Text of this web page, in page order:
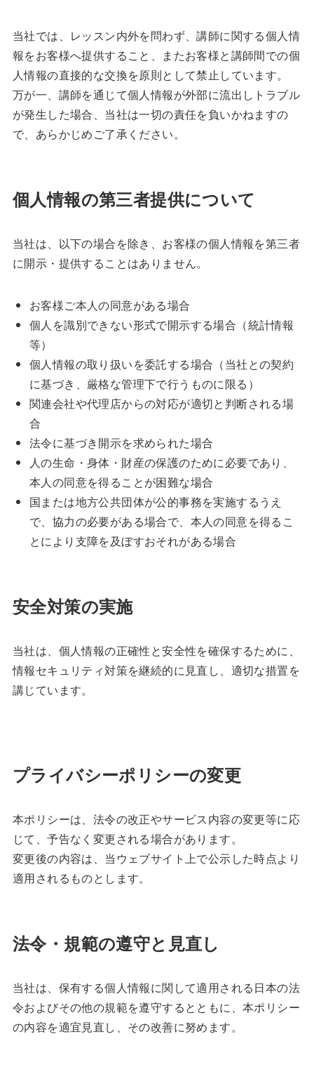
当社では、レッスン内外を問わず、講師に関する個人情
報をお客様へ提供すること、またお客様と講師間での個
人情報の直接的な交換を原則として禁止しています。
万が一、講師を通じて個人情報が外部に流出しトラブル
が発生した場合、当社は一切の責任を負いかねますの
で、あらかじめご了承ください。
個人情報の第三者提供について
当社は、以下の場合を除き、お客様の個人情報を第三者
に開示・提供することはありません。
お客様ご本人の同意がある場合
個人を識別できない形式で開示する場合（統計情報
等）
個人情報の取り扱いを委託する場合（当社との契約
に基づき、厳格な管理下で行うものに限る）
関連会社や代理店からの対応が適切と判断される場
合
法令に基づき開示を求められた場合
人の生命・身体・財産の保護のために必要であり、
本人の同意を得ることが困難な場合
国または地方公共団体が公的事務を実施するうえ
で、協力の必要がある場合で、本人の同意を得るこ
とにより支障を及ぼすおそれがある場合
安全対策の実施
当社は、個人情報の正確性と安全性を確保するために、
情報セキュリティ対策を継続的に見直し、適切な措置を
講じています。
プライバシーポリシーの変更
本ポリシーは、法令の改正やサービス内容の変更等に応
じて、予告なく変更される場合があります。
変更後の内容は、当ウェブサイト上で公示した時点より
適用されるものとします。
法令・規範の遵守と見直し
当社は、保有する個人情報に関して適用される日本の法
令およびその他の規範を遵守するとともに、本ポリシー
の内容を適宜見直し、その改善に努めます。